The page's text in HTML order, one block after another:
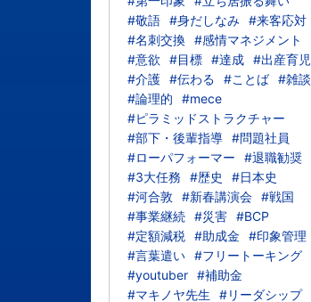
#敬語 #身だしなみ #来客応対
#名刺交換 #感情マネジメント
#意欲
#目標 #達成 #出産育児
#介護 #伝わる #ことば #雑談
#論理的
#mece
#ピラミッドストラクチャー
#部下・後輩指導 #問題社員
#ローパフォーマー
#退職勧奨
#3大任務
#歴史
#日本史
#河合敦
#新春講演会 #戦国
#事業継続 #災害 #BCP
#定額減税 #助成金
#印象管理
#言葉遣い #フリートーキング
#youtuber #補助金
#マキノヤ先生
#リーダシップ